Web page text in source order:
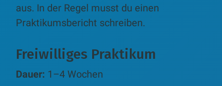
aus. In der Regel musst du einen
Praktikumsbericht schreiben.
Freiwilliges Praktikum
Dauer: 1–4 Wochen